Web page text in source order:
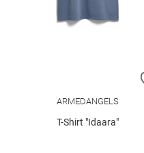
ARMEDANGELS
T-Shirt "Idaara"